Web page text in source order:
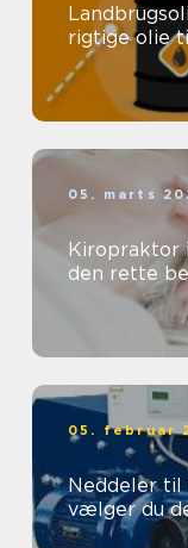
Landbrugsolie sådan vælger
rigtige olie
05. marts
Kiropraktor
den rette
05. februar
Neddeler til
vælger du